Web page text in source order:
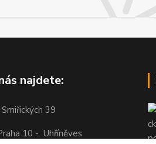
najdete:
39
10 - Uhříněves